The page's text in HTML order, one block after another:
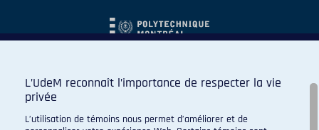
L’UdeM reconnaît l’importance de respecter la vie
privée
L’utilisation de témoins nous permet d’améliorer et de